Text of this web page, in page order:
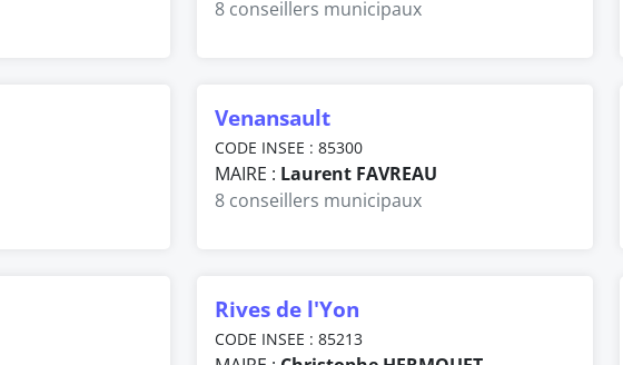
8 conseillers municipaux
Venansault
CODE INSEE : 85300
MAIRE : Laurent FAVREAU
8 conseillers municipaux
Rives de l'Yon
CODE INSEE : 85213